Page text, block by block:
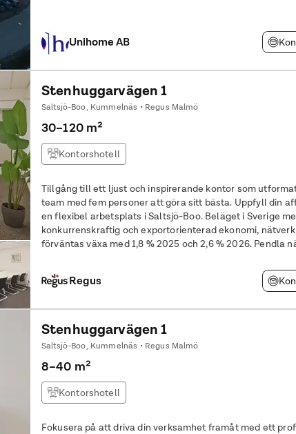
Unihome AB
Stenhuggarvägen 1
Saltsjö-Boo, Kummelnäs • Regus Malmö
30–120 m²
Kontorshotell
Tillgång till ett ljust och inspirerande kontor som
team med fem personer att göra sitt bästa. Uppfyll din affärspotential med
en flexibel arbetsplats i Saltsjö-Boo. Beläget i Sverige
konkurrenskraftig och exportorienterad ekonomi,
förväntas växa med 1,8 % 2025 och 2,6 % 2026. Pendla
Regus
Stenhuggarvägen 1
Saltsjö-Boo, Kummelnäs • Regus Malmö
8–40 m²
Kontorshotell
Fokusera på att driva din verksamhet framåt med ett